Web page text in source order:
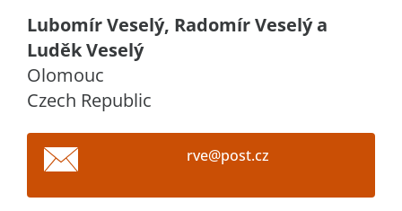
Lubomír Veselý, Radomír Veselý a
Luděk Veselý
Olomouc
Czech Republic
rve@post.cz